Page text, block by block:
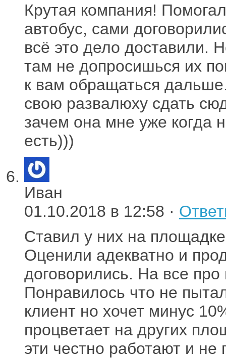
Крутая компания!
автобус, сами
всё это дело доставили.
там не допросишься их
к вам обращаться
свою развалюху сдать
зачем она мне уже когда
есть)))
Иван
01.10.2018 в 12:58 ·
Ставил у них на
Оценили адекватно и
договорились. На все
Понравилось что не
клиент но хочет минус
процветает на других
эти честно работают и не